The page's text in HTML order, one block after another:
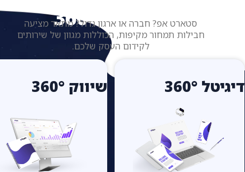
חבילות 360°
סטארט אפ? חברה או ארגון גדול? מתאר מציעה
חבילות תמחור מקיפות, הכוללות מגוון של שירותים
לקידום העסק שלכם.
דיגיטל 360° שיווק 360°